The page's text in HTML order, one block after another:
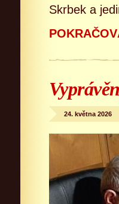
Skrbek a
24. května 2026